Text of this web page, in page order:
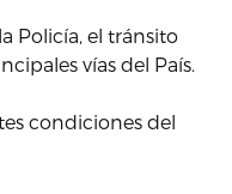
Policía, el tránsito
vías del País.
condiciones del